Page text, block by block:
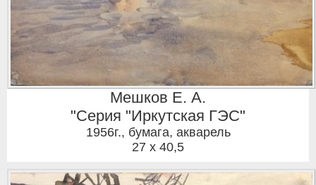
Мешков Е. А.
"Серия "Иркутская ГЭС"
1956г., бумага, акварель
27 x 40,5